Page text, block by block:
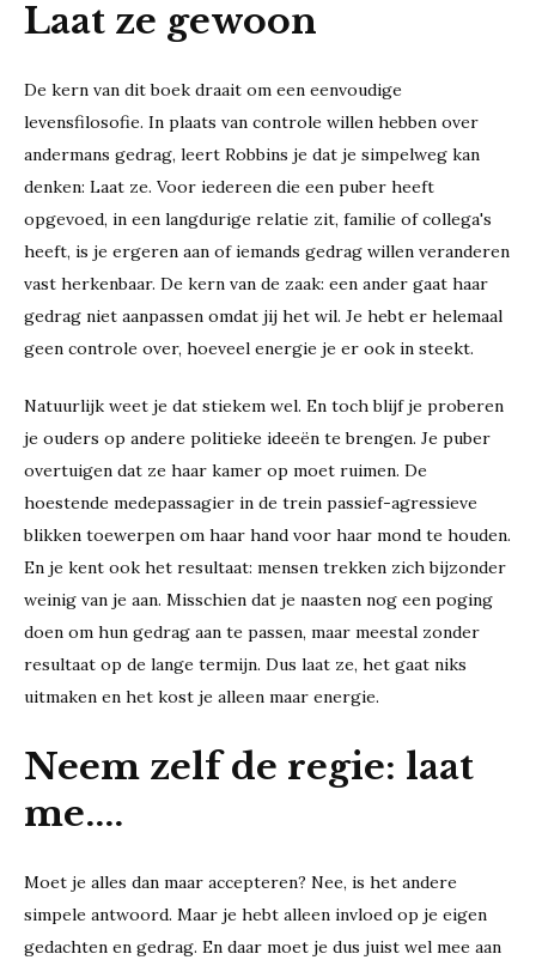
Laat ze gewoon
De kern van dit boek draait om een eenvoudige
levensfilosofie. In plaats van controle willen hebben over
andermans gedrag, leert Robbins je dat je simpelweg kan
denken: Laat ze. Voor iedereen die een puber heeft
opgevoed, in een langdurige relatie zit, familie of collega's
heeft, is je ergeren aan of iemands gedrag willen veranderen
vast herkenbaar. De kern van de zaak: een ander gaat haar
gedrag niet aanpassen omdat jij het wil. Je hebt er helemaal
geen controle over, hoeveel energie je er ook in steekt.
Natuurlijk weet je dat stiekem wel. En toch blijf je proberen
je ouders op andere politieke ideeën te brengen. Je puber
overtuigen dat ze haar kamer op moet ruimen. De
hoestende medepassagier in de trein passief-agressieve
blikken toewerpen om haar hand voor haar mond te houden.
En je kent ook het resultaat: mensen trekken zich bijzonder
weinig van je aan. Misschien dat je naasten nog een poging
doen om hun gedrag aan te passen, maar meestal zonder
resultaat op de lange termijn. Dus laat ze, het gaat niks
uitmaken en het kost je alleen maar energie.
Neem zelf de regie: laat
me....
Moet je alles dan maar accepteren? Nee, is het andere
simpele antwoord. Maar je hebt alleen invloed op je eigen
gedachten en gedrag. En daar moet je dus juist wel mee aan